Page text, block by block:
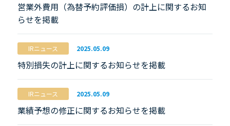
営業外費用（為替予約評価損）の計上に関するお知
らせを掲載
IRニュース 2025.05.09
特別損失の計上に関するお知らせを掲載
IRニュース 2025.05.09
業績予想の修正に関するお知らせを掲載